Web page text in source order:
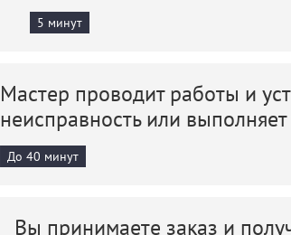
5 минут
Мастер проводит работы и
неисправность или выполняет
До 40 минут
Вы принимаете заказ и